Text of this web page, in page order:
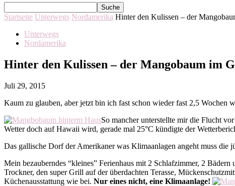
Startseite Unterwegs Nordamerika Hinter den Kulissen – der
Unterwegs
Nordamerika
Hinter den Kulissen – der Mangobaum im
Juli 29, 2015
Kaum zu glauben, aber jetzt bin ich fast schon wieder fast 2,5
So mancher unterstellte mir die Flucht
Wetter doch auf Hawaii wird, gerade mal 25°C kündigte der
Das gallische Dorf der Amerikaner was Klimaanlagen angeht muss die
Mein bezauberndes “kleines” Ferienhaus mit 2 Schlafzimmer, 2
Trockner, den super Grill auf der überdachten Terasse,
Küchenausstattung wie bei. Nur eines nicht, eine Klimaanlage!